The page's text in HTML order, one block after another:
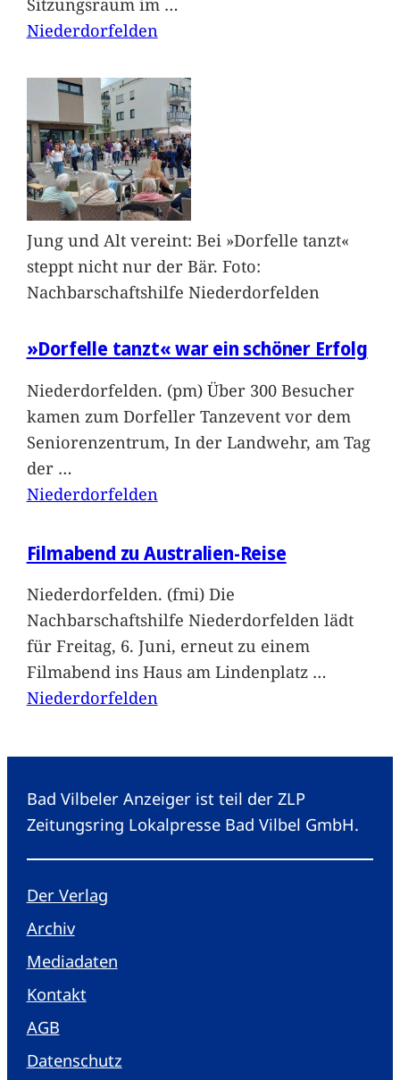
Niederdorfelden
Jung und Alt vereint: Bei »Dorfelle tanzt«
steppt nicht nur der Bär. Foto:
Nachbarschaftshilfe Niederdorfelden
»Dorfelle tanzt« war ein schöner Erfolg
Niederdorfelden. (pm) Über 300 Besucher
kamen zum Dorfeller Tanzevent vor dem
Seniorenzentrum, In der Landwehr, am Tag
der …
Niederdorfelden
Filmabend zu Australien-Reise
Niederdorfelden. (fmi) Die
Nachbarschaftshilfe Niederdorfelden lädt
für Freitag, 6. Juni, erneut zu einem
Filmabend ins Haus am Lindenplatz …
Niederdorfelden
Bad Vilbeler Anzeiger ist teil der ZLP
Zeitungsring Lokalpresse Bad Vilbel GmbH.
Der Verlag
Archiv
Mediadaten
Kontakt
AGB
Datenschutz